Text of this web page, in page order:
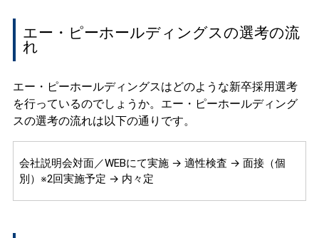
エー・ピーホールディングスの選考の流
れ
エー・ピーホールディングスはどのような新卒採用選考
を行っているのでしょうか。エー・ピーホールディング
スの選考の流れは以下の通りです。
会社説明会対面／WEBにて実施 → 適性検査 → 面接（個
別）※2回実施予定 → 内々定